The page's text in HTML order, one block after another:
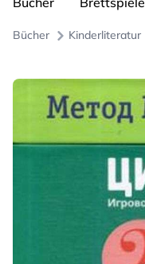
Bücher Kinderliteratur